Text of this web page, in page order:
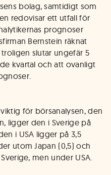
bolag, samtidigt som
redovisar ett utfall för
prognoser
Bernstein räknat
slutar ungefär 5
kvartal och att ovanligt
för börsanalysen, den
ligger den i Sverige på
i USA ligger på 3,5
utom Japan (0,5) och
men under USA.